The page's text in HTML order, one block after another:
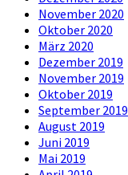
November 2020
Oktober 2020
März 2020
Dezember 2019
November 2019
Oktober 2019
September 2019
August 2019
Juni 2019
Mai 2019